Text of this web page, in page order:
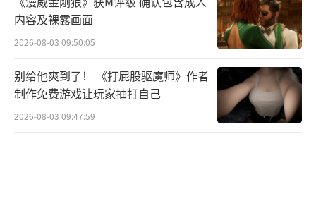
内容及裸露画面
2026-08-03 09:50:05
别给他爽到了！ 《打屁股驱魔师》作者
制作免费游戏让玩家抽打自己
2026-08-03 09:47:59